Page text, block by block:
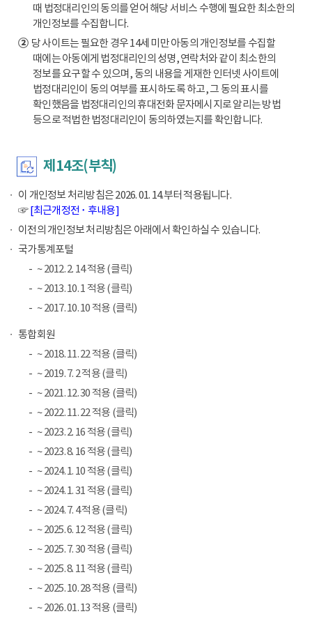
때 법정대리인의 동의를 얻어 해당 서비스 수행에 필요한 최소한의
개인정보를 수집합니다.
②당 사이트는 필요한 경우 14세 미만 아동의 개인정보를 수집할
때에는 아동에게 법정대리인의 성명, 연락처와 같이 최소한의
정보를 요구할 수 있으며, 동의 내용을 게재한 인터넷 사이트에
법정대리인이 동의 여부를 표시하도록 하고, 그 동의 표시를
확인했음을 법정대리인의 휴대전화 문자메시지로 알리는 방법
등으로 적법한 법정대리인이 동의하였는지를 확인합니다.
제14조(부칙)
이 개인정보 처리방침은 2026. 01. 14.부터 적용됩니다.
☞[최근개정전 ･ 후내용]
이전의 개인정보 처리방침은 아래에서 확인하실 수 있습니다.
국가통계포털
~ 2012. 2. 14 적용 (클릭)
~ 2013. 10. 1 적용 (클릭)
~ 2017. 10. 10 적용 (클릭)
통합회원
~ 2018. 11. 22 적용 (클릭)
~ 2019. 7. 2 적용 (클릭)
~ 2021. 12. 30 적용 (클릭)
~ 2022. 11. 22 적용 (클릭)
~ 2023. 2. 16 적용 (클릭)
~ 2023. 8. 16 적용 (클릭)
~ 2024. 1. 10 적용 (클릭)
~ 2024. 1. 31 적용 (클릭)
~ 2024. 7. 4 적용 (클릭)
~ 2025. 6. 12 적용 (클릭)
~ 2025. 7. 30 적용 (클릭)
~ 2025. 8. 11 적용 (클릭)
~ 2025. 10. 28 적용 (클릭)
~ 2026. 01. 13 적용 (클릭)